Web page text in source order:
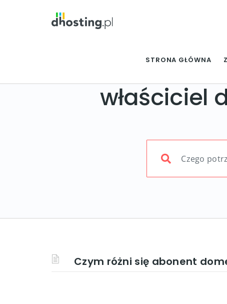
STRONA GŁÓWNA
właściciel
Czym różni się abonent